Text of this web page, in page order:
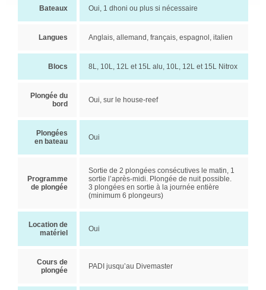
Bateaux Oui, 1 dhoni ou plus si nécessaire
Langues Anglais, allemand, français, espagnol, italien
Blocs 8L, 10L, 12L et 15L alu, 10L, 12L et 15L Nitrox
Plongée du
bord
Oui, sur le house-reef
Plongées
en bateau
Oui
Programme
de plongée
Sortie de 2 plongées consécutives le matin, 1
sortie l’après-midi. Plongée de nuit possible.
3 plongées en sortie à la journée entière
(minimum 6 plongeurs)
Location de
matériel
Oui
Cours de
plongée
PADI jusqu’au Divemaster